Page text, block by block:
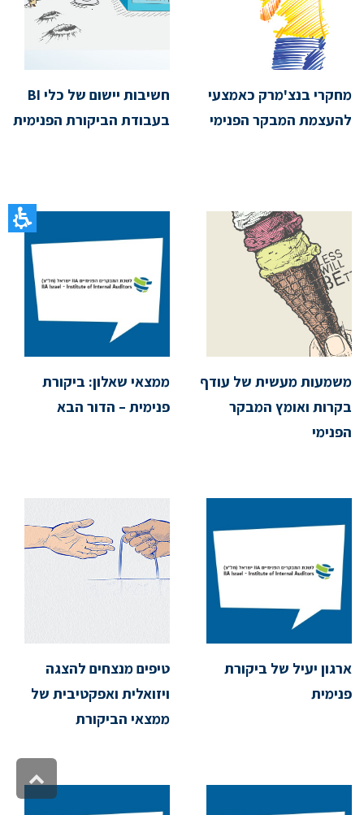
מחקרי בנצ'מרק כאמצעי
להעצמת המבקר הפנימי
חשיבות יישום של כלי BI
בעבודת הביקורת הפנימית
משמעות מעשית של עודף
בקרות ואומץ המבקר
הפנימי
ממצאי שאלון: ביקורת
פנימית – הדור הבא
ארגון יעיל של ביקורת
פנימית
טיפים מנצחים להצגה
ויזואלית ואפקטיבית של
ממצאי הביקורת
גלילה